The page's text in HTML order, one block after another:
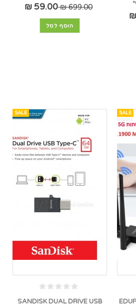
699.00 ₪
59.00 ₪
הוסף לסל
SALE
SALE
SANDISK DUAL DRIVE USB